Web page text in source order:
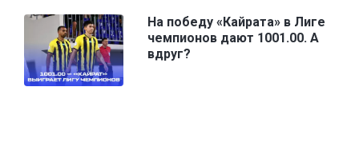
На победу «Кайрата» в Лиге
чемпионов дают 1001.00. А
вдруг?